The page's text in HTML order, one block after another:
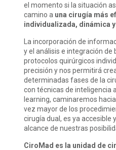
el momento si la situación
camino a una cirugía más
individualizada, dinámica
La incorporación de
y el análisis e integración
protocolos quirúrgicos
precisión y nos permitirá
determinadas fases de la
con técnicas de inteligencia
learning, caminaremos
vez mayor de los
cirugía dual, es ya accesible
alcance de nuestras
CiroMad es la unidad de